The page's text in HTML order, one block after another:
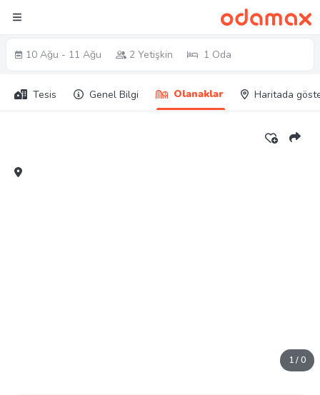
10 Ağu - 11 Ağu 2 Yetişkin 1 Oda
Tesis Genel Bilgi Olanaklar Haritada
1/0